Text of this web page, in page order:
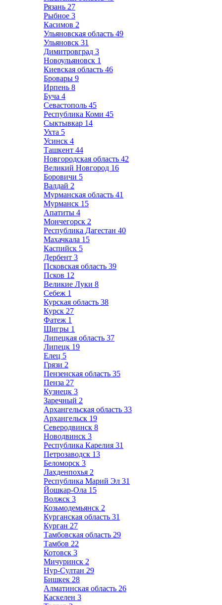
Рязань 27
Рыбное 3
Касимов 2
Ульяновская область 49
Ульяновск 31
Димитровград 3
Новоульяновск 1
Киевская область 46
Бровары 9
Ирпень 8
Буча 4
Севастополь 45
Республика Коми 45
Сыктывкар 14
Ухта 5
Усинск 4
Ташкент 44
Новгородская область 42
Великий Новгород 16
Боровичи 5
Валдай 2
Мурманская область 41
Мурманск 15
Апатиты 4
Мончегорск 2
Республика Дагестан 40
Махачкала 15
Каспийск 5
Дербент 3
Псковская область 39
Псков 12
Великие Луки 8
Себеж 1
Курская область 38
Курск 27
Фатеж 1
Щигры 1
Липецкая область 37
Липецк 19
Елец 5
Грязи 2
Пензенская область 35
Пенза 27
Кузнецк 3
Заречный 2
Архангельская область 33
Архангельск 19
Северодвинск 8
Новодвинск 3
Республика Карелия 31
Петрозаводск 13
Беломорск 3
Лахденпохья 2
Республика Марий Эл 31
Йошкар-Ола 15
Волжск 3
Козьмодемьянск 2
Курганская область 31
Курган 27
Тамбовская область 29
Тамбов 22
Котовск 3
Мичуринск 2
Нур-Султан 29
Бишкек 28
Алматинская область 26
Каскелен 3